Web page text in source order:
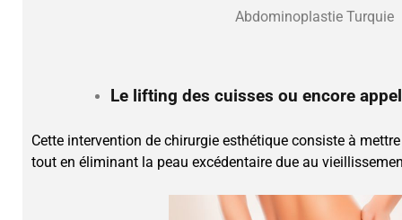
Abdominoplastie Turquie
Le lifting des cuisses ou encore
Cette intervention de chirurgie esthétique consiste à
tout en éliminant la peau excédentaire due au